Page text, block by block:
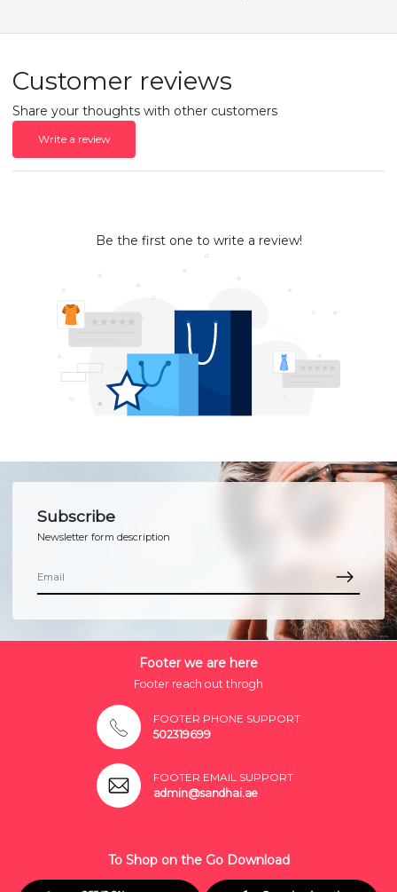
Customer reviews
Share your thoughts with other customers
Write a review
Be the first one to write a review!
Subscribe
Newsletter form description
Footer we are here
Footer reach out throgh
FOOTER PHONE SUPPORT
502319699
FOOTER EMAIL SUPPORT
admin@sandhai.ae
To Shop on the Go Download